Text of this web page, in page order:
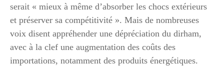
serait « mieux à même d’absorber les chocs extérieurs
et préserver sa compétitivité ». Mais de nombreuses
voix disent appréhender une dépréciation du dirham,
avec à la clef une augmentation des coûts des
importations, notamment des produits énergétiques.